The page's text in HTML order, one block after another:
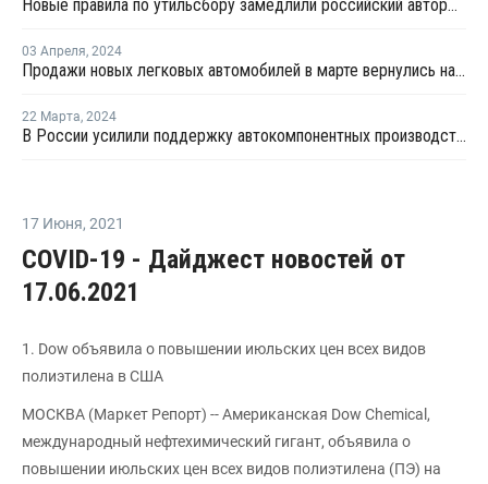
Новые правила по утильсбору замедлили российский авторынок в апреле
03 Апреля, 2024
Продажи новых легковых автомобилей в марте вернулись на докризисный уровень
22 Марта, 2024
В России усилили поддержку автокомпонентных производств деньгами ФРП
17 Июня, 2021
COVID-19 - Дайджест новостей от
17.06.2021
1. Dow объявила о повышении июльских цен всех видов
полиэтилена в США
МОСКВА (Маркет Репорт) -- Американская Dow Chemical,
международный нефтехимический гигант, объявила о
повышении июльских цен всех видов полиэтилена (ПЭ) на